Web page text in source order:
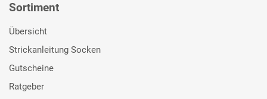
Sortiment
Übersicht
Strickanleitung Socken
Gutscheine
Ratgeber